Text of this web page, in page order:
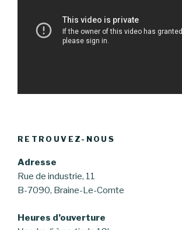
RETROUVEZ-NOUS
Adresse
Rue de industrie, 11
B-7090, Braine-Le-Comte
Heures d’ouverture